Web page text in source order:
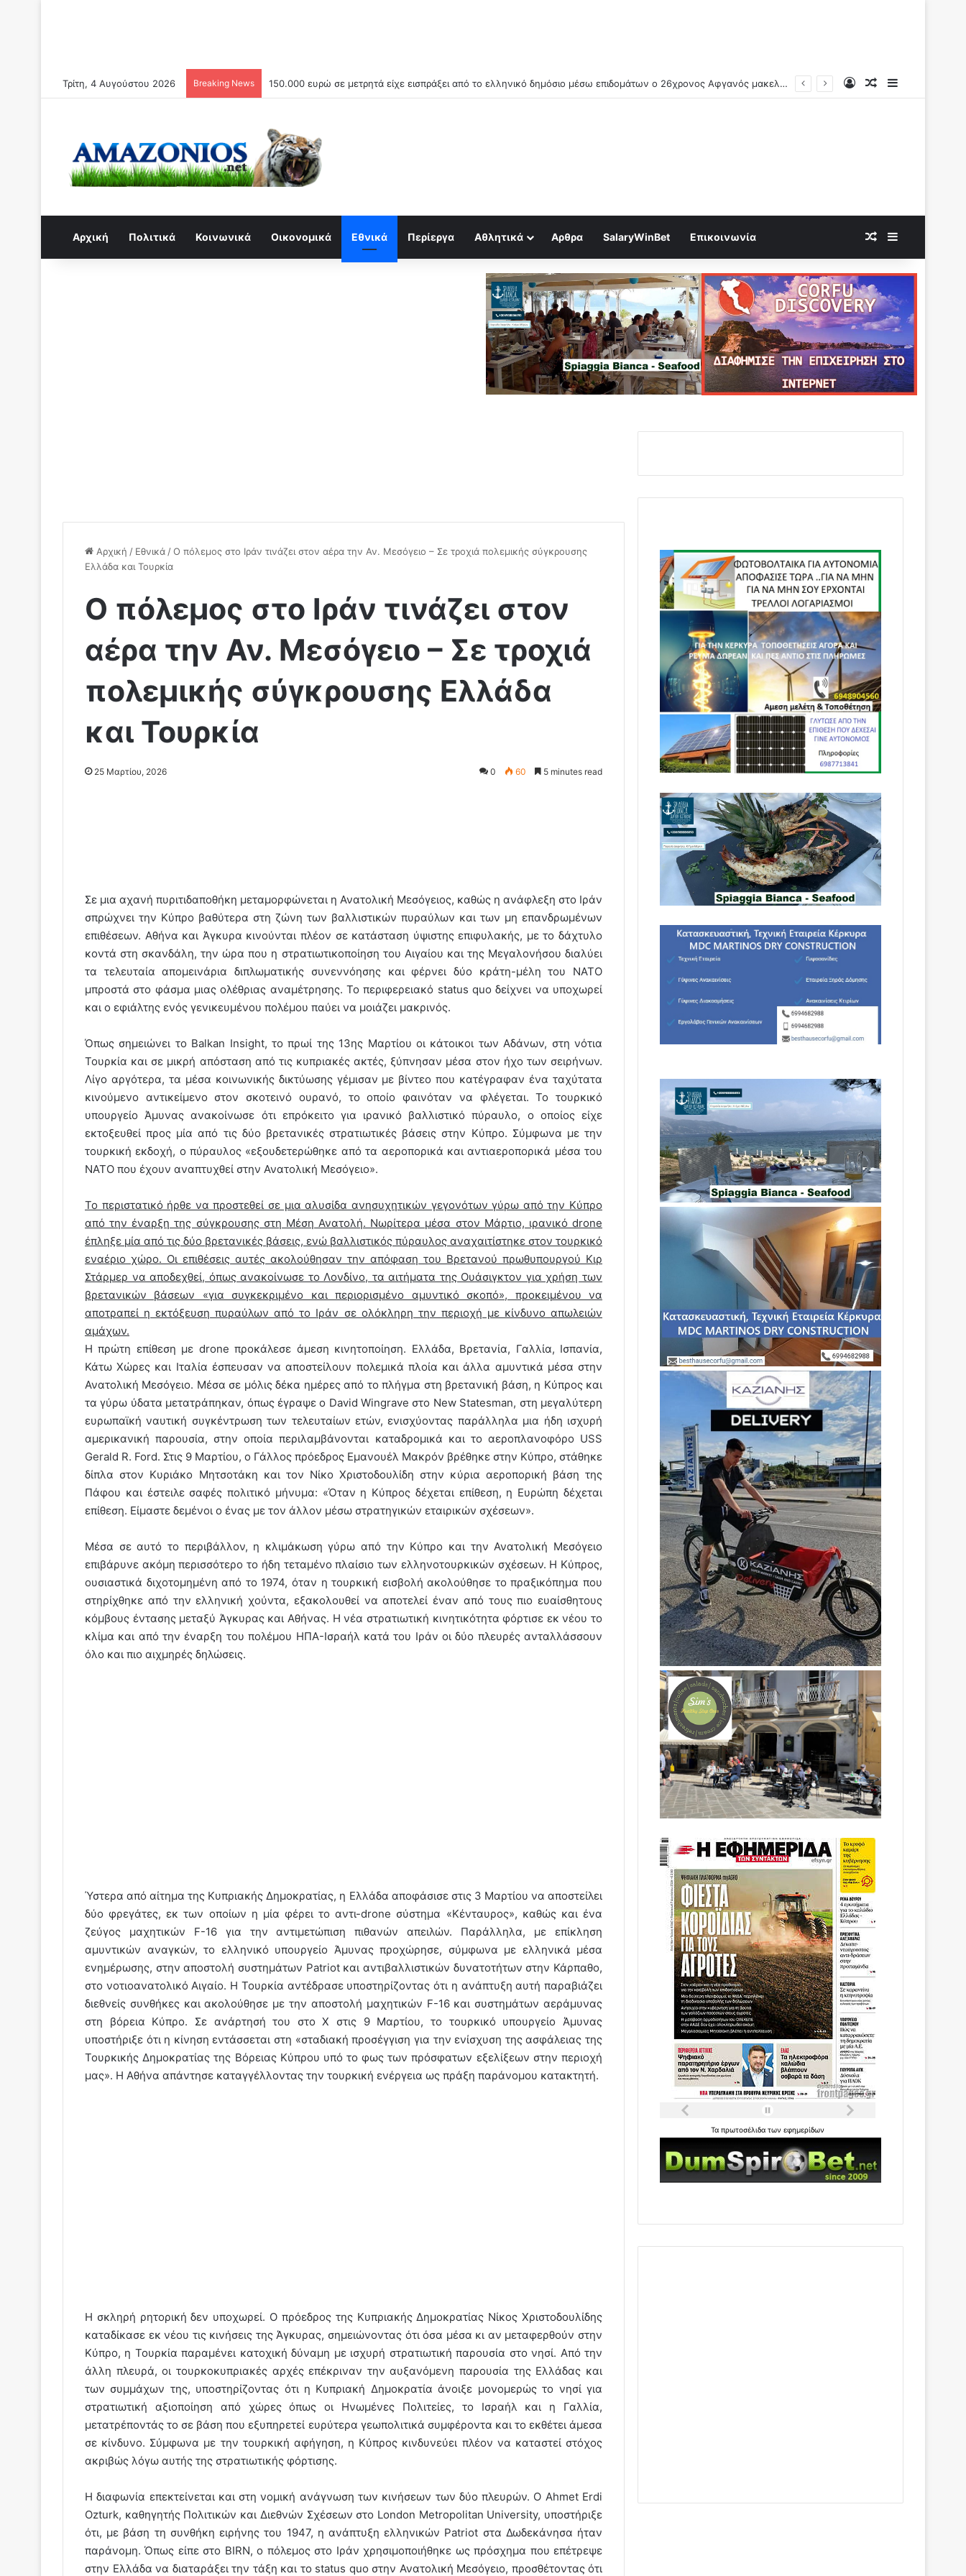
Τρίτη, 4 Αυγούστου 2026 Breaking News O Κίνδυνος απο την εξάπλωση των data centers στην Ελλάδα (Video) Log InRandom Article
Αρχική Πολιτικά Κοινωνικά Οικονομικά Εθνικά Περίεργα Αθλητικά Αρθρα SalaryWinBet Επικοινωνία Random Article
Αρχική / Εθνικά /Ο πόλεμος στο Ιράν τινάζει στον αέρα την Αν. Μεσόγειο – Σε τροχιά πολεμικής σύγκρουσης
Ελλάδα και Τουρκία
Ο πόλεμος στο Ιράν τινάζει στον
αέρα την Αν. Μεσόγειο – Σε τροχιά
πολεμικής σύγκρουσης Ελλάδα
και Τουρκία
25 Μαρτίου, 2026 0 60 5 minutes read
Σε μια αχανή πυριτιδαποθήκη μεταμορφώνεται η Ανατολική Μεσόγειος, καθώς η ανάφλεξη στο Ιράν
σπρώχνει την Κύπρο βαθύτερα στη ζώνη των βαλλιστικών πυραύλων και των μη επανδρωμένων
επιθέσεων. Αθήνα και Άγκυρα κινούνται πλέον σε κατάσταση ύψιστης επιφυλακής, με το δάχτυλο
κοντά στη σκανδάλη, την ώρα που η στρατιωτικοποίηση του Αιγαίου και της Μεγαλονήσου διαλύει
τα τελευταία απομεινάρια διπλωματικής συνεννόησης και φέρνει δύο κράτη-μέλη του ΝΑΤΟ
μπροστά στο φάσμα μιας ολέθριας αναμέτρησης. Το περιφερειακό status quo δείχνει να υποχωρεί
και ο εφιάλτης ενός γενικευμένου πολέμου παύει να μοιάζει μακρινός.
Όπως σημειώνει το Balkan Insight, το πρωί της 13ης Μαρτίου οι κάτοικοι των Αδάνων, στη νότια
Τουρκία και σε μικρή απόσταση από τις κυπριακές ακτές, ξύπνησαν μέσα στον ήχο των σειρήνων.
Λίγο αργότερα, τα μέσα κοινωνικής δικτύωσης γέμισαν με βίντεο που κατέγραφαν ένα ταχύτατα
κινούμενο αντικείμενο στον σκοτεινό ουρανό, το οποίο φαινόταν να φλέγεται. Το τουρκικό
υπουργείο Άμυνας ανακοίνωσε ότι επρόκειτο για ιρανικό βαλλιστικό πύραυλο, ο οποίος είχε
εκτοξευθεί προς μία από τις δύο βρετανικές στρατιωτικές βάσεις στην Κύπρο. Σύμφωνα με την
τουρκική εκδοχή, ο πύραυλος «εξουδετερώθηκε από τα αεροπορικά και αντιαεροπορικά μέσα του
ΝΑΤΟ που έχουν αναπτυχθεί στην Ανατολική Μεσόγειο».
Το περιστατικό ήρθε να προστεθεί σε μια αλυσίδα ανησυχητικών γεγονότων γύρω από την Κύπρο
από την έναρξη της σύγκρουσης στη Μέση Ανατολή. Νωρίτερα μέσα στον Μάρτιο, ιρανικό drone
έπληξε μία από τις δύο βρετανικές βάσεις, ενώ βαλλιστικός πύραυλος αναχαιτίστηκε στον τουρκικό
εναέριο χώρο. Οι επιθέσεις αυτές ακολούθησαν την απόφαση του Βρετανού πρωθυπουργού Κιρ
Στάρμερ να αποδεχθεί, όπως ανακοίνωσε το Λονδίνο, τα αιτήματα της Ουάσιγκτον για χρήση των
βρετανικών βάσεων «για συγκεκριμένο και περιορισμένο αμυντικό σκοπό», προκειμένου να
αποτραπεί η εκτόξευση πυραύλων από το Ιράν σε ολόκληρη την περιοχή με κίνδυνο απωλειών
αμάχων.
Η πρώτη επίθεση με drone προκάλεσε άμεση κινητοποίηση. Ελλάδα, Βρετανία, Γαλλία, Ισπανία,
Κάτω Χώρες και Ιταλία έσπευσαν να αποστείλουν πολεμικά πλοία και άλλα αμυντικά μέσα στην
Ανατολική Μεσόγειο. Μέσα σε μόλις δέκα ημέρες από το πλήγμα στη βρετανική βάση, η Κύπρος και
τα γύρω ύδατα μετατράπηκαν, όπως έγραψε ο David Wingrave στο New Statesman, στη μεγαλύτερη
ευρωπαϊκή ναυτική συγκέντρωση των τελευταίων ετών, ενισχύοντας παράλληλα μια ήδη ισχυρή
αμερικανική παρουσία, στην οποία περιλαμβάνονται καταδρομικά και το αεροπλανοφόρο USS
Gerald R. Ford. Στις 9 Μαρτίου, ο Γάλλος πρόεδρος Εμανουέλ Μακρόν βρέθηκε στην Κύπρο, στάθηκε
δίπλα στον Κυριάκο Μητσοτάκη και τον Νίκο Χριστοδουλίδη στην κύρια αεροπορική βάση της
Πάφου και έστειλε σαφές πολιτικό μήνυμα: «Όταν η Κύπρος δέχεται επίθεση, η Ευρώπη δέχεται
επίθεση. Είμαστε δεμένοι ο ένας με τον άλλον μέσω στρατηγικών εταιρικών σχέσεων».
Μέσα σε αυτό το περιβάλλον, η κλιμάκωση γύρω από την Κύπρο και την Ανατολική Μεσόγειο
επιβάρυνε ακόμη περισσότερο το ήδη τεταμένο πλαίσιο των ελληνοτουρκικών σχέσεων. Η Κύπρος,
ουσιαστικά διχοτομημένη από το 1974, όταν η τουρκική εισβολή ακολούθησε το πραξικόπημα που
στηρίχθηκε από την ελληνική χούντα, εξακολουθεί να αποτελεί έναν από τους πιο ευαίσθητους
κόμβους έντασης μεταξύ Άγκυρας και Αθήνας. Η νέα στρατιωτική κινητικότητα φόρτισε εκ νέου το
κλίμα και από την έναρξη του πολέμου ΗΠΑ-Ισραήλ κατά του Ιράν οι δύο πλευρές ανταλλάσσουν
όλο και πιο αιχμηρές δηλώσεις.
Ύστερα από αίτημα της Κυπριακής Δημοκρατίας, η Ελλάδα αποφάσισε στις 3 Μαρτίου να αποστείλει
δύο φρεγάτες, εκ των οποίων η μία φέρει το αντι-drone σύστημα «Κένταυρος», καθώς και ένα
ζεύγος μαχητικών F-16 για την αντιμετώπιση πιθανών απειλών. Παράλληλα, με επίκληση
αμυντικών αναγκών, το ελληνικό υπουργείο Άμυνας προχώρησε, σύμφωνα με ελληνικά μέσα
ενημέρωσης, στην αποστολή συστημάτων Patriot και αντιβαλλιστικών δυνατοτήτων στην Κάρπαθο,
στο νοτιοανατολικό Αιγαίο. Η Τουρκία αντέδρασε υποστηρίζοντας ότι η ανάπτυξη αυτή παραβιάζει
διεθνείς συνθήκες και ακολούθησε με την αποστολή μαχητικών F-16 και συστημάτων αεράμυνας
στη βόρεια Κύπρο. Σε ανάρτησή του στο X στις 9 Μαρτίου, το τουρκικό υπουργείο Άμυνας
υποστήριξε ότι η κίνηση εντάσσεται στη «σταδιακή προσέγγιση για την ενίσχυση της ασφάλειας της
Τουρκικής Δημοκρατίας της Βόρειας Κύπρου υπό το φως των πρόσφατων εξελίξεων στην περιοχή
μας». Η Αθήνα απάντησε καταγγέλλοντας την τουρκική ενέργεια ως πράξη παράνομου κατακτητή.
Η σκληρή ρητορική δεν υποχωρεί. Ο πρόεδρος της Κυπριακής Δημοκρατίας Νίκος Χριστοδουλίδης
καταδίκασε εκ νέου τις κινήσεις της Άγκυρας, σημειώνοντας ότι όσα μέσα κι αν μεταφερθούν στην
Κύπρο, η Τουρκία παραμένει κατοχική δύναμη με ισχυρή στρατιωτική παρουσία στο νησί. Από την
άλλη πλευρά, οι τουρκοκυπριακές αρχές επέκριναν την αυξανόμενη παρουσία της Ελλάδας και
των συμμάχων της, υποστηρίζοντας ότι η Κυπριακή Δημοκρατία άνοιξε μονομερώς το νησί για
στρατιωτική αξιοποίηση από χώρες όπως οι Ηνωμένες Πολιτείες, το Ισραήλ και η Γαλλία,
μετατρέποντάς το σε βάση που εξυπηρετεί ευρύτερα γεωπολιτικά συμφέροντα και το εκθέτει άμεσα
σε κίνδυνο. Σύμφωνα με την τουρκική αφήγηση, η Κύπρος κινδυνεύει πλέον να καταστεί στόχος
ακριβώς λόγω αυτής της στρατιωτικής φόρτισης.
Η διαφωνία επεκτείνεται και στη νομική ανάγνωση των κινήσεων των δύο πλευρών. Ο Ahmet Erdi
Ozturk, καθηγητής Πολιτικών και Διεθνών Σχέσεων στο London Metropolitan University, υποστήριξε
ότι, με βάση τη συνθήκη ειρήνης του 1947, η ανάπτυξη ελληνικών Patriot στα Δωδεκάνησα ήταν
παράνομη. Όπως είπε στο BIRN, ο πόλεμος στο Ιράν χρησιμοποιήθηκε ως πρόσχημα που επέτρεψε
στην Ελλάδα να διαταράξει την τάξη και το status quo στην Ανατολική Μεσόγειο, προσθέτοντας ότι
Ταπρωτοσέλιδατωνεφημερίδων